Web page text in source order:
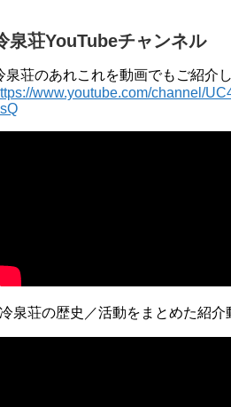
泉荘YouTubeチャンネル
泉荘のあれこれを動画でもご紹介
www.youtube.com/channel/
泉荘の歴史／活動をまとめた紹介